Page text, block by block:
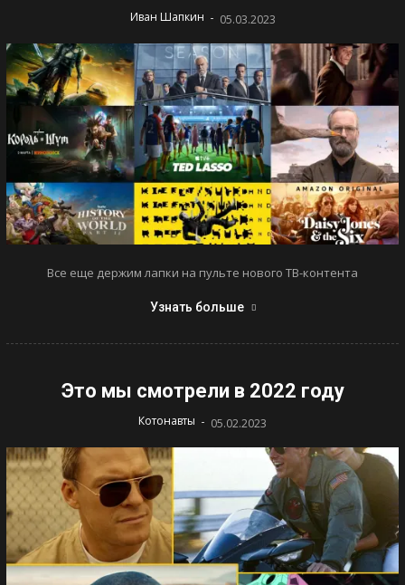
Иван Шапкин - 05.03.2023
Все еще держим лапки на пульте нового ТВ-контента
Узнать больше
Это мы смотрели в 2022 году
Котонавты - 05.02.2023